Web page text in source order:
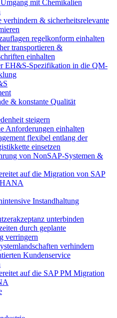
Umgang mit Chemikalien
verhindern & sicherheitsrelevante
regelkonform einhalten
transportieren &
einhalten
EH&S-Spezifikation in die QM-
& konstante Qualität
steigern
Anforderungen einhalten
flexibel entlang der
einsetzen
von NonSAP-Systemen &
auf die Migration von SAP
Instandhaltung
unterbinden
durch geplante
verringern
verhindern
Kundenservice
auf die SAP PM Migration